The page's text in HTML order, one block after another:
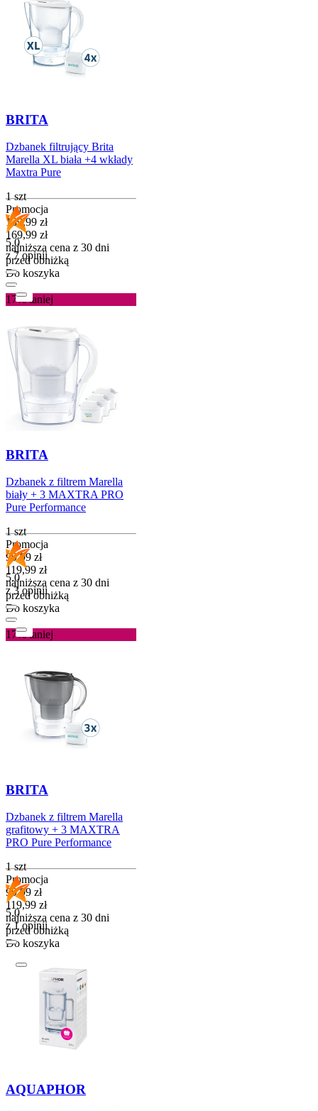
BRITA
Dzbanek filtrujący Brita
Marella XL biała +4 wkłady
Maxtra Pure
1 szt
Promocja
Cena promocyjna
139,99 zł
169,99 zł
najniższa cena z 30 dni
przed obniżką
Do koszyka
5.0
z 7 opinii
17%taniej
BRITA
Dzbanek z filtrem Marella
biały + 3 MAXTRA PRO
Pure Performance
1 szt
Promocja
Cena promocyjna
99,99 zł
119,99 zł
najniższa cena z 30 dni
przed obniżką
Do koszyka
5.0
z 3 opinii
17%taniej
BRITA
Dzbanek z filtrem Marella
grafitowy + 3 MAXTRA
PRO Pure Performance
1 szt
Promocja
Cena promocyjna
99,99 zł
119,99 zł
najniższa cena z 30 dni
przed obniżką
Do koszyka
5.0
z 1 opinii
AQUAPHOR